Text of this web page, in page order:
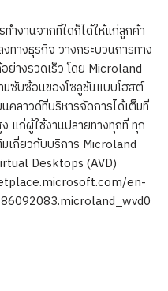
ำงานจากที่ใดก็ได้ให้แก่ลูกค้า
ทางธุรกิจ วางกระบวนการทาง
างรวดเร็ว โดย Microland
ซับซ้อนของโซลูชันแบบโฮสต์
คลาวด์ที่บริหารจัดการได้เต็มที่
แก่ผู้ใช้งานปลายทางทุกที่ ทุก
เกี่ยวกับบริการ Microland
Desktops (AVD)
en-